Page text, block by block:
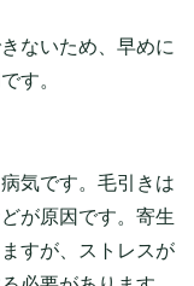
ないため、早めに
す。
気です。毛引きは
が原因です。寄生
すが、ストレスが